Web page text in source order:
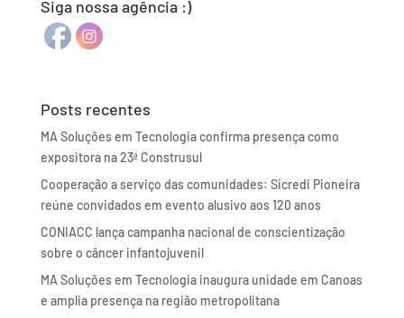
Siga nossa agência :)
Posts recentes
MA Soluções em Tecnologia confirma presença como
expositora na 23ª Construsul
Cooperação a serviço das comunidades: Sicredi Pioneira
reúne convidados em evento alusivo aos 120 anos
CONIACC lança campanha nacional de conscientização
sobre o câncer infantojuvenil
MA Soluções em Tecnologia inaugura unidade em Canoas
e amplia presença na região metropolitana